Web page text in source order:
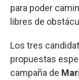
para poder
libres de
Los tres
propuestas
campaña de